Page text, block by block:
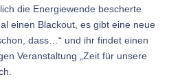
die Energiewende bescherte
einen Blackout, es gibt eine neue
dass…“ und ihr findet einen
Veranstaltung „Zeit für unsere